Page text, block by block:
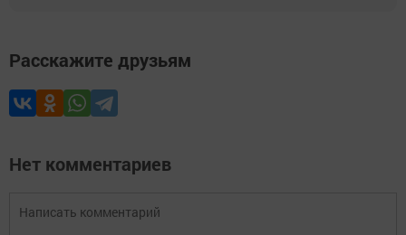
Расскажите друзьям
Нет комментариев